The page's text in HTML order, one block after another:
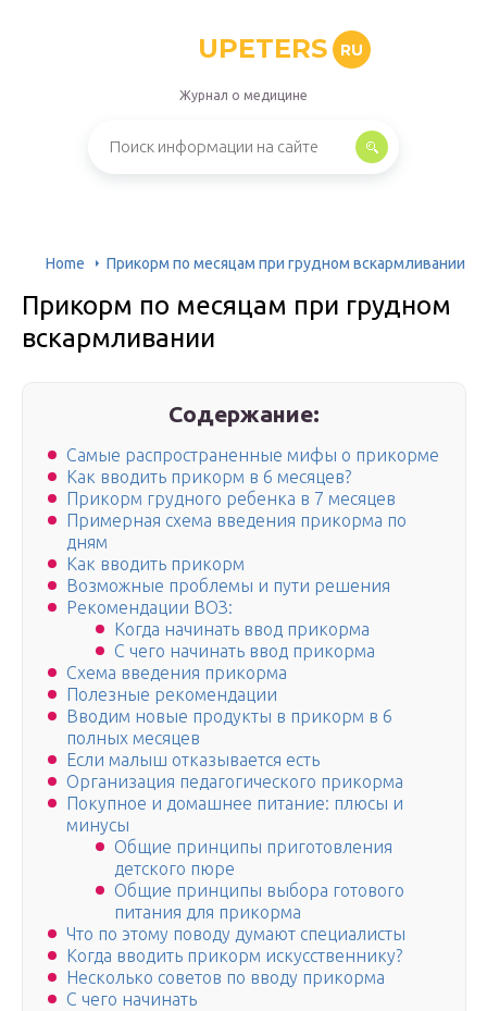
UPETERS RU
Журнал о медицине
Home Прикорм по месяцам при грудном вскармливании
Прикорм по месяцам при грудном
вскармливании
Содержание:
Самые распространенные мифы о прикорме
Как вводить прикорм в 6 месяцев?
Прикорм грудного ребенка в 7 месяцев
Примерная схема введения прикорма по
дням
Как вводить прикорм
Возможные проблемы и пути решения
Рекомендации ВОЗ:
Когда начинать ввод прикорма
С чего начинать ввод прикорма
Схема введения прикорма
Полезные рекомендации
Вводим новые продукты в прикорм в 6
полных месяцев
Если малыш отказывается есть
Организация педагогического прикорма
Покупное и домашнее питание: плюсы и
минусы
Общие принципы приготовления
детского пюре
Общие принципы выбора готового
питания для прикорма
Что по этому поводу думают специалисты
Когда вводить прикорм искусственнику?
Несколько советов по вводу прикорма
С чего начинать